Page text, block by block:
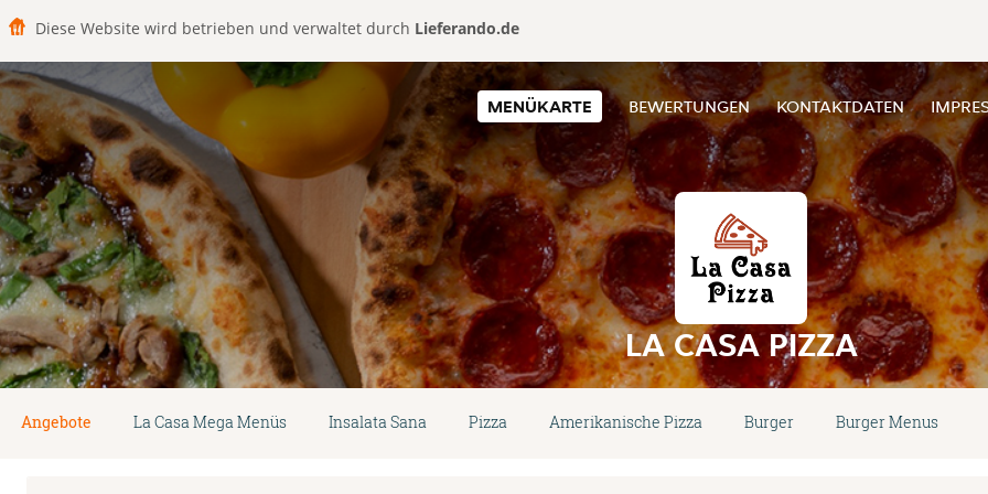
Diese Website wird betrieben und verwaltet durch Lieferando.de
MENÜKARTE BEWERTUNGEN KONTAKTDATEN
LA CASA PIZZA
Angebote La Casa Mega Menüs Insalata Sana Pizza Amerikanische Pizza Burger Burger Menus